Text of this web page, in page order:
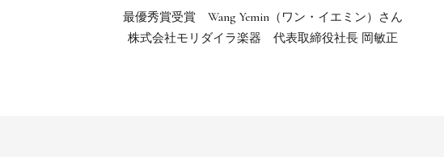
最優秀賞受賞 Wang Yemin（ワン・イエミン）さん
株式会社モリダイラ楽器 代表取締役社長 岡敏正